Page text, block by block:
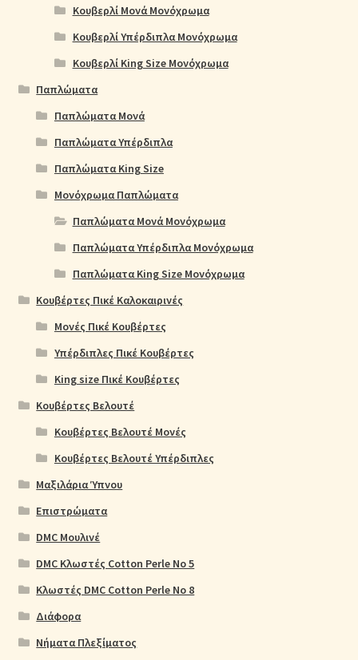
Κουβερλί Μονά Μονόχρωμα
Κουβερλί Υπέρδιπλα Μονόχρωμα
Κουβερλί King Size Μονόχρωμα
Παπλώματα
Παπλώματα Μονά
Παπλώματα Υπέρδιπλα
Παπλώματα King Size
Μονόχρωμα Παπλώματα
Παπλώματα Μονά Μονόχρωμα
Παπλώματα Υπέρδιπλα Μονόχρωμα
Παπλώματα King Size Μονόχρωμα
Κουβέρτες Πικέ Καλοκαιρινές
Μονές Πικέ Κουβέρτες
Υπέρδιπλες Πικέ Κουβέρτες
King size Πικέ Κουβέρτες
Κουβέρτες Βελουτέ
Κουβέρτες Βελουτέ Μονές
Κουβέρτες Βελουτέ Υπέρδιπλες
Μαξιλάρια Ύπνου
Επιστρώματα
DMC Μουλινέ
DMC Κλωστές Cotton Perle No 5
Κλωστές DMC Cotton Perle No 8
Διάφορα
Νήματα Πλεξίματος